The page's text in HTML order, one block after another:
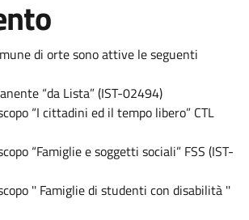
di orte sono attive le seguenti
“da Lista” (IST-02494)
“I cittadini ed il tempo libero” CTL
“Famiglie e soggetti sociali” FSS (IST-
'' Famiglie di studenti con disabilità ''